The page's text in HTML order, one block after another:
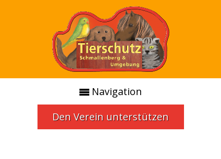
Navigation
Den Verein unterstützen